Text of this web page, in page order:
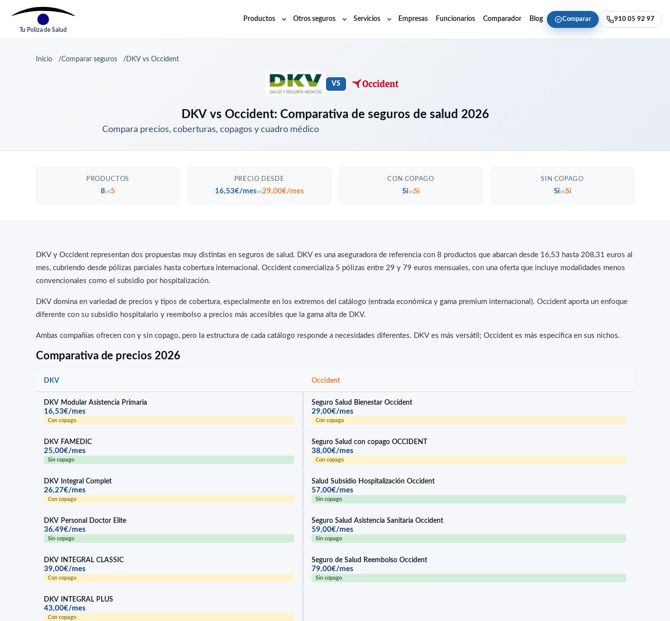
Tu Poliza de Salud
Productos
AbrirOtros seguros
AbrirServicios
AbrirEmpresas Funcionarios Comparador Blog Comparar 910 05 92 97
Inicio Comparar seguros DKV vs Occident
VS
DKV vs Occident: Comparativa de seguros de salud 2026
Compara precios, coberturas, copagos y cuadro médico
PRODUCTOS
8vs5
PRECIO DESDE
16,53€/mesvs29,00€/mes
CON COPAGO
SívsSí
SIN COPAGO
SívsSí
DKV y Occident representan dos propuestas muy distintas en seguros de salud. DKV es una aseguradora de referencia con 8 productos que abarcan desde 16,53 hasta 208,31 euros al
mes, cubriendo desde pólizas parciales hasta cobertura internacional. Occident comercializa 5 pólizas entre 29 y 79 euros mensuales, con una oferta que incluye modalidades menos
convencionales como el subsidio por hospitalización.
DKV domina en variedad de precios y tipos de cobertura, especialmente en los extremos del catálogo (entrada económica y gama premium internacional). Occident aporta un enfoque
diferente con su subsidio hospitalario y reembolso a precios más accesibles que la gama alta de DKV.
Ambas compañías ofrecen con y sin copago, pero la estructura de cada catálogo responde a necesidades diferentes. DKV es más versátil; Occident es más específica en sus nichos.
Comparativa de precios 2026
DKV Occident
DKV Modular Asistencia Primaria
16,53€/mes
Con copago
Seguro Salud Bienestar Occident
29,00€/mes
Con copago
DKV FAMEDIC
25,00€/mes
Sin copago
Seguro Salud con copago OCCIDENT
38,00€/mes
Con copago
DKV Integral Complet
26,27€/mes
Con copago
Salud Subsidio Hospitalización Occident
57,00€/mes
Sin copago
DKV Personal Doctor Elite
36,49€/mes
Sin copago
Seguro Salud Asistencia Sanitaria Occident
59,00€/mes
Sin copago
DKV INTEGRAL CLASSIC
39,00€/mes
Con copago
Seguro de Salud Reembolso Occident
79,00€/mes
Sin copago
DKV INTEGRAL PLUS
43,00€/mes
Con copago